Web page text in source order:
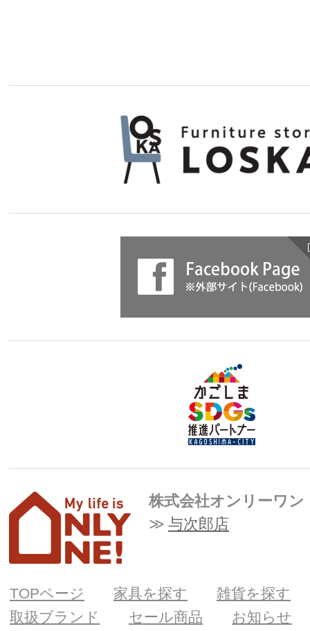
株式会社オンリーワン
与次郎店
TOPページ 家具を探す
雑貨を探す
取扱ブランド
セール商品
お知らせ